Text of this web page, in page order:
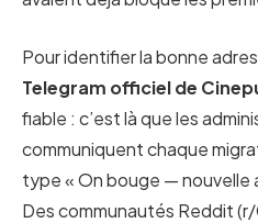
Pour identifier la bonne
Telegram officiel de
fiable : c’est là que les
communiquent chaque
type « On bouge — nouvelle
Des communautés Reddit